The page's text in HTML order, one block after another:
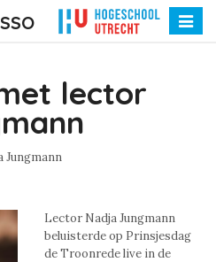
Toggle
lector
Jungmann
Lector Nadja Jungmann
beluisterde op Prinsjesdag
de Troonrede live in de